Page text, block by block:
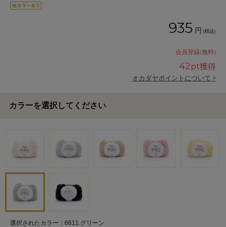
935 円 (税込)
会員登録(無料)
42pt獲得
オカダヤポイントについて >
カラーを選択してください
選択されたカラー：6611.グリーン